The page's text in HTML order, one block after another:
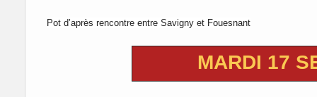
Pot d’après rencontre entre Savigny et Fouesnant
MARDI 17